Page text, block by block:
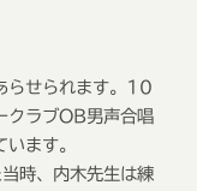
らせられます。10
クラブOB男声合唱
ます。
時、内木先生は練